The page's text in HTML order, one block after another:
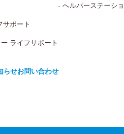
ポート
ライフサポート
- へルパーステーシ
らせお問い合わせ